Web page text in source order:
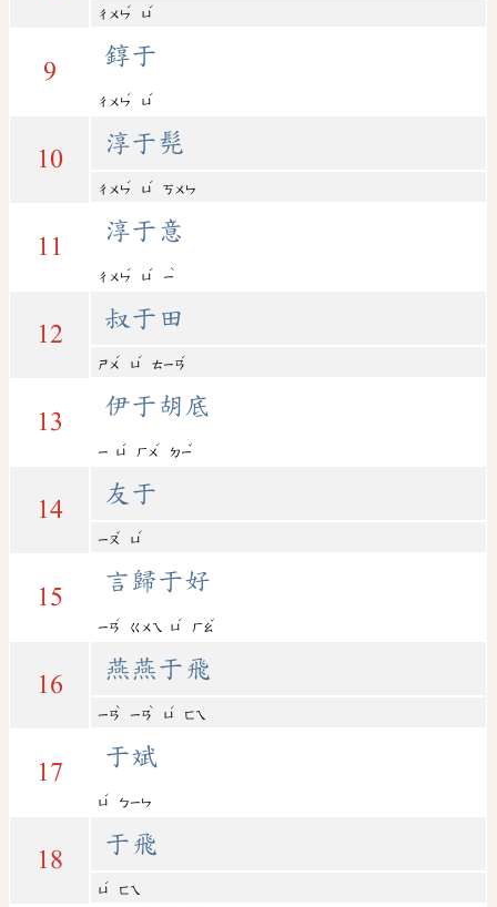
ㄔㄨㄣ
ˊ
ㄩ
ˊ
9
錞于
ㄔㄨㄣ
ˊ
ㄩ
ˊ
10
淳于髡
ㄔㄨㄣ
ˊ
ㄩ
ˊ
ㄎㄨㄣ
11
淳于意
ㄔㄨㄣ
ˊ
ㄩ
ˊ
ㄧ
ˋ
12
叔于田
ㄕㄨ
ˊ
ㄩ
ˊ
ㄊㄧㄢ
ˊ
13
伊于胡底
ㄧ ㄩ
ˊ
ㄏㄨ
ˊ
ㄉㄧ
ˇ
14
友于
ㄧㄡ
ˇ
ㄩ
ˊ
15
言歸于好
ㄧㄢ
ˊ
ㄍㄨㄟ ㄩ
ˊ
ㄏㄠ
ˇ
16
燕燕于飛
ㄧㄢ
ˋ
ㄧㄢ
ˋ
ㄩ
ˊ
ㄈㄟ
17
于斌
ㄩ
ˊ
ㄅㄧㄣ
18
于飛
ㄩ
ˊ
ㄈㄟ